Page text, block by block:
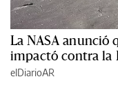
La NASA anunció
impactó contra la
elDiarioAR